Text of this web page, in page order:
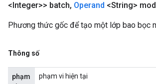
<Integer>> batch, Operand <String>
Phương thức gốc để tạo một lớp bao bọc
Thông số
phạm
phạm vi hiện tại